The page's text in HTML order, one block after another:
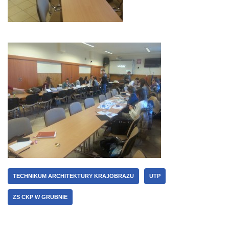
TECHNIKUM ARCHITEKTURY KRAJOBRAZU UTP
ZS CKP W GRUBNIE